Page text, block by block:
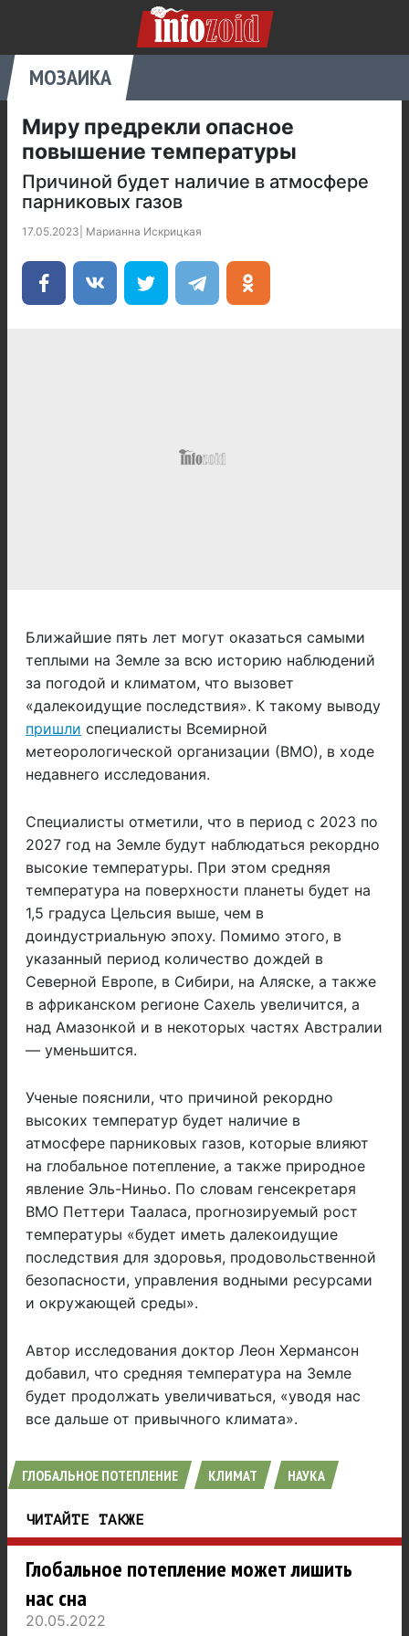
МОЗАИКА
Миру предрекли опасное
повышение температуры
Причиной будет наличие в атмосфере
парниковых газов
17.05.2023 Марианна Искрицкая
Ближайшие пять лет могут оказаться самыми
теплыми на Земле за всю историю наблюдений
за погодой и климатом, что вызовет
«далекоидущие последствия». К такому выводу
пришли специалисты Всемирной
метеорологической организации (ВМО), в ходе
недавнего исследования.
Специалисты отметили, что в период с 2023 по
2027 год на Земле будут наблюдаться рекордно
высокие температуры. При этом средняя
температура на поверхности планеты будет на
1,5 градуса Цельсия выше, чем в
доиндустриальную эпоху. Помимо этого, в
указанный период количество дождей в
Северной Европе, в Сибири, на Аляске, а также
в африканском регионе Сахель увеличится, а
над Амазонкой и в некоторых частях Австралии
— уменьшится.
Ученые пояснили, что причиной рекордно
высоких температур будет наличие в
атмосфере парниковых газов, которые влияют
на глобальное потепление, а также природное
явление Эль-Ниньо. По словам генсекретаря
ВМО Петтери Тааласа, прогнозируемый рост
температуры «будет иметь далекоидущие
последствия для здоровья, продовольственной
безопасности, управления водными ресурсами
и окружающей среды».
Автор исследования доктор Леон Хермансон
добавил, что средняя температура на Земле
будет продолжать увеличиваться, «уводя нас
все дальше от привычного климата».
ГЛОБАЛЬНОЕ ПОТЕПЛЕНИЕ КЛИМАТ НАУКА
ЧИТАЙТЕ ТАКЖЕ
Глобальное потепление может лишить
нас сна
20.05.2022